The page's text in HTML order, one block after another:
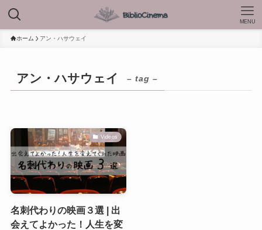
MENU
ホーム アン・ハサウェイ
アン・ハサウェイ – tag –
Videos
名刺代わりの映画３選 | 出
会えてよかった！人生を変